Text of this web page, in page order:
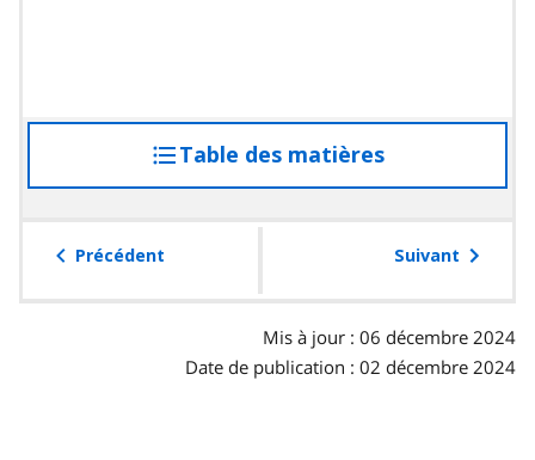
Table des matières
à
table
Précédent Suivant
Mis à jour : 06 décembre 2024
Date de publication : 02 décembre 2024